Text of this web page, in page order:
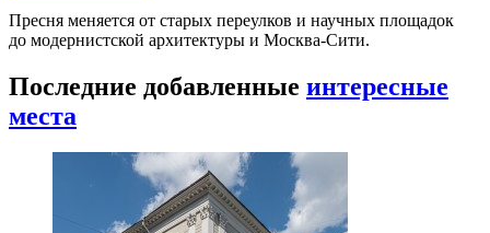
Пресня меняется от старых переулков и научных площадок
до модернистской архитектуры и Москва-Сити.
Последние добавленные интересные
места